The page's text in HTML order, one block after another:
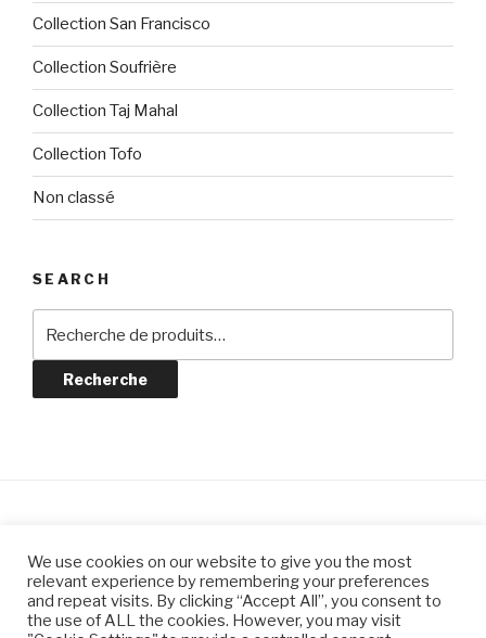
Collection San Francisco
Collection Soufrière
Collection Taj Mahal
Collection Tofo
Non classé
SEARCH
Recherche
© CLAIRE JEANNIN CÉRAMIQUES
We use cookies on our website to give you the most
relevant experience by remembering your preferences
and repeat visits. By clicking “Accept All”, you consent to
the use of ALL the cookies. However, you may visit